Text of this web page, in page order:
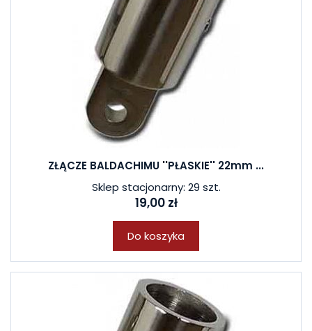
ZŁĄCZE BALDACHIMU ''PŁASKIE'' 22mm ...
Sklep stacjonarny: 29 szt.
19,00 zł
Do koszyka